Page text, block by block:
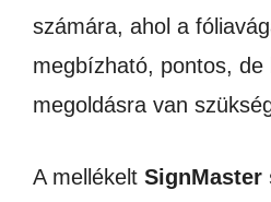
számára, ahol a
megbízható, pontos, de
megoldásra van
A mellékelt SignMaster